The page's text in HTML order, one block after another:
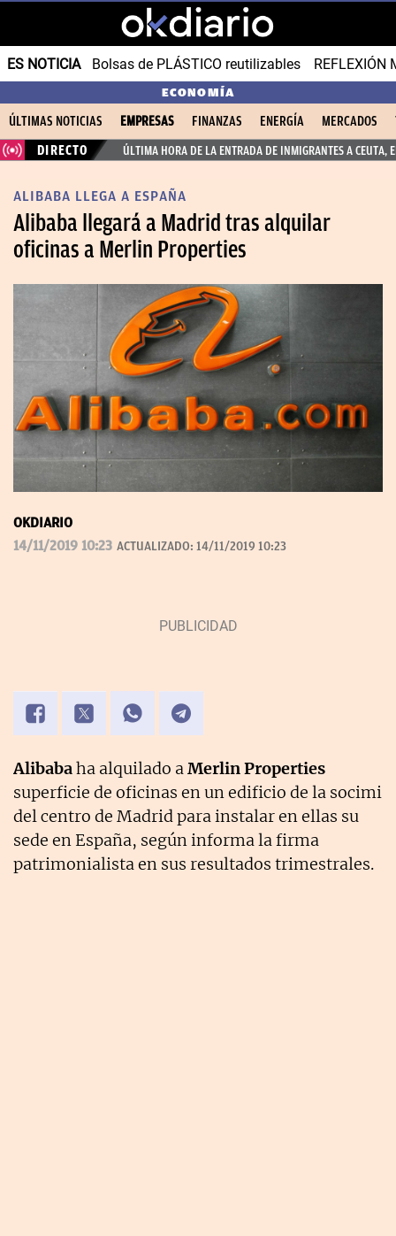
ES NOTICIA Bolsas de PLÁSTICO reutilizables REFLEXIÓN
ECONOMÍA
ÚLTIMAS NOTICIAS EMPRESAS FINANZAS ENERGÍA MERCADOS
DIRECTO
ÚLTIMA HORA DE LA ENTRADA DE INMIGRANTES A CEUTA,
ALIBABA LLEGA A ESPAÑA
Alibaba llegará a Madrid tras alquilar
oficinas a Merlin Properties
OKDIARIO
14/11/2019 10:23 ACTUALIZADO: 14/11/2019 10:23
Alibabaha alquilado aMerlin Properties
superficie de oficinas en un edificio de la socimi
del centro de Madrid para instalar en ellas su
sede en España, según informa la firma
patrimonialista en sus resultados trimestrales.